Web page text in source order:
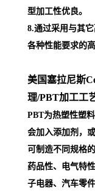
型加工性优良。
8.通过采用与其
各种性能要求的
美国塞拉尼斯
理/PBT加工工
PBT为热塑性塑
会加入添加剂，
可制造不同规格
药品性、电气特
子电器、汽车零